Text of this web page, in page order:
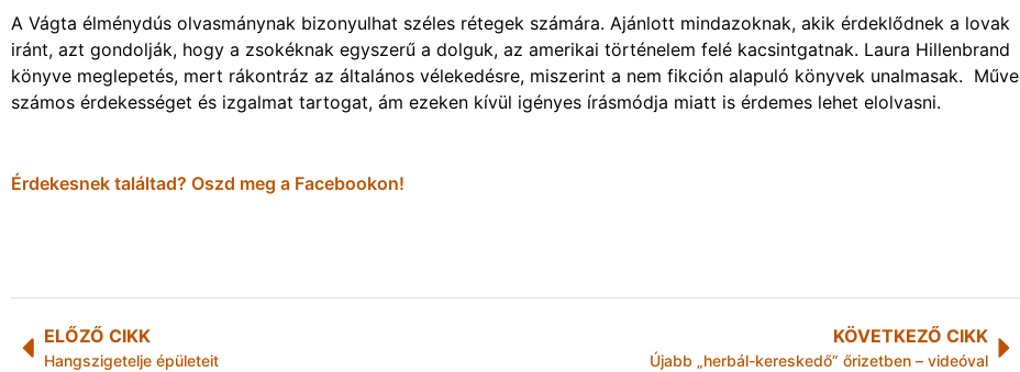
A Vágta élménydús olvasmánynak bizonyulhat széles rétegek számára. Ajánlott mindazoknak, akik érdeklődnek a lovak
iránt, azt gondolják, hogy a zsokéknak egyszerű a dolguk, az amerikai történelem felé kacsintgatnak. Laura Hillenbrand
könyve meglepetés, mert rákontráz az általános vélekedésre, miszerint a nem fikción alapuló könyvek unalmasak. Műve
számos érdekességet és izgalmat tartogat, ám ezeken kívül igényes írásmódja miatt is érdemes lehet elolvasni.
Érdekesnek találtad? Oszd meg a Facebookon!
ELŐZŐ CIKK
Hangszigetelje épületeit
KÖVETKEZŐ CIKK
Újabb „herbál-kereskedő” őrizetben – videóval